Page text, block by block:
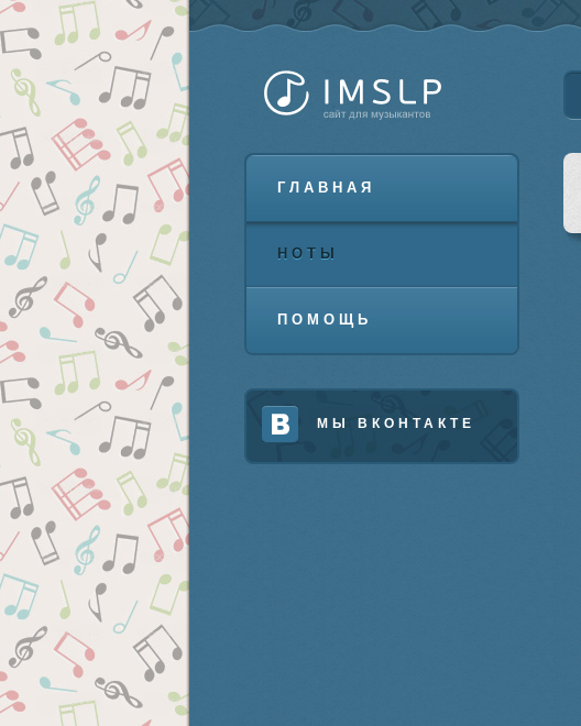
ГЛАВНАЯ
НОТЫ
ПОМОЩЬ
МЫ ВКОНТАКТЕ